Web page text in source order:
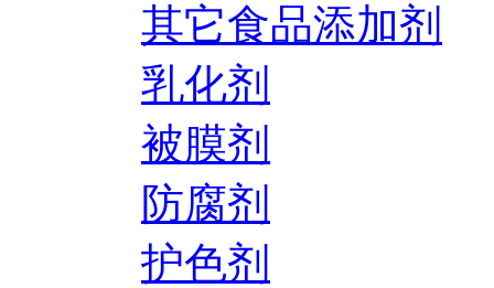
其它食品添加剂
乳化剂
被膜剂
防腐剂
护色剂